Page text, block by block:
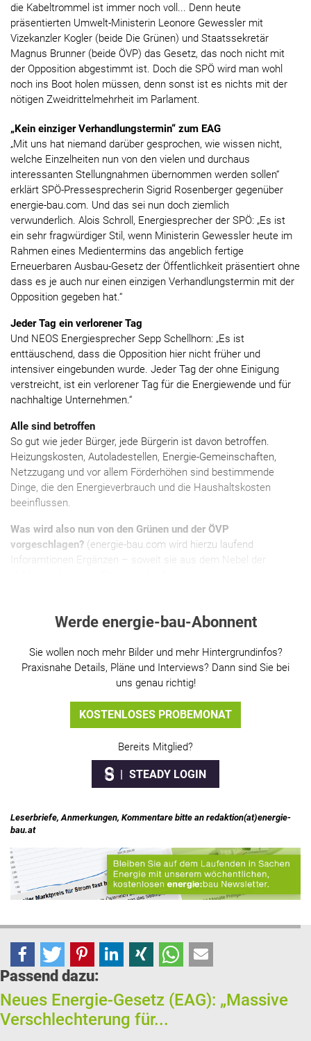
die Kabeltrommel ist immer noch voll... Denn heute
präsentierten Umwelt-Ministerin Leonore Gewessler mit
Vizekanzler Kogler (beide Die Grünen) und Staatssekretär
Magnus Brunner (beide ÖVP) das Gesetz, das noch nicht mit
der Opposition abgestimmt ist. Doch die SPÖ wird man wohl
noch ins Boot holen müssen, denn sonst ist es nichts mit der
nötigen Zweidrittelmehrheit im Parlament.
„Kein einziger Verhandlungstermin“ zum EAG
„Mit uns hat niemand darüber gesprochen, wie wissen nicht,
welche Einzelheiten nun von den vielen und durchaus
interessanten Stellungnahmen übernommen werden sollen“
erklärt SPÖ-Pressesprecherin Sigrid Rosenberger gegenüber
energie-bau.com. Und das sei nun doch ziemlich
verwunderlich. Alois Schroll, Energiesprecher der SPÖ: „Es ist
ein sehr fragwürdiger Stil, wenn Ministerin Gewessler heute im
Rahmen eines Medientermins das angeblich fertige
Erneuerbaren Ausbau-Gesetz der Öffentlichkeit präsentiert ohne
dass es je auch nur einen einzigen Verhandlungstermin mit der
Opposition gegeben hat.“
Jeder Tag ein verlorener Tag
Und NEOS Energiesprecher Sepp Schellhorn: „Es ist
enttäuschend, dass die Opposition hier nicht früher und
intensiver eingebunden wurde. Jeder Tag der ohne Einigung
verstreicht, ist ein verlorener Tag für die Energiewende und für
nachhaltige Unternehmen.“
Alle sind betroffen
So gut wie jeder Bürger, jede Bürgerin ist davon betroffen.
Heizungskosten, Autoladestellen, Energie-Gemeinschaften,
Netzzugang und vor allem Förderhöhen sind bestimmende
Dinge, die den Energieverbrauch und die Haushaltskosten
beeinflussen.
Was wird also nun von den Grünen und der ÖVP
vorgeschlagen? (energie-bau.com wird hierzu laufend
Inforamtionen Ergänzen – soweit sie aus dem Nebel der
Werde energie-bau-Abonnent
Sie wollen noch mehr Bilder und mehr Hintergrundinfos?
Praxisnahe Details, Pläne und Interviews? Dann sind Sie bei
uns genau richtig!
KOSTENLOSES PROBEMONAT
Bereits Mitglied?
STEADY LOGIN
Leserbriefe, Anmerkungen, Kommentare bitte an redaktion(at)energie-
bau.at
Passend dazu:
Neues Energie-Gesetz (EAG): „Massive
Verschlechterung für...